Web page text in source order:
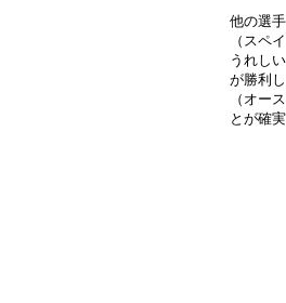
他の選
（スペ
うれし
が勝利
（オー
とが確